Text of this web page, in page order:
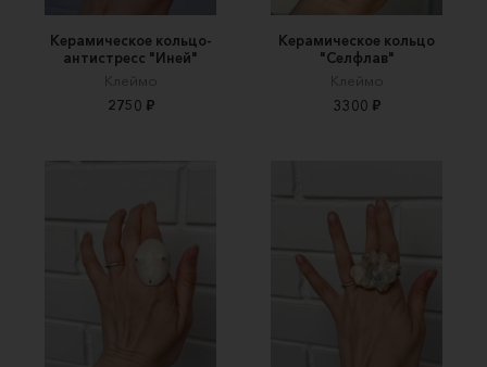
Керамическое кольцо-
антистресс "Иней"
Клеймо
2750 ₽
Керамическое кольцо
"Селфлав"
Клеймо
3300 ₽